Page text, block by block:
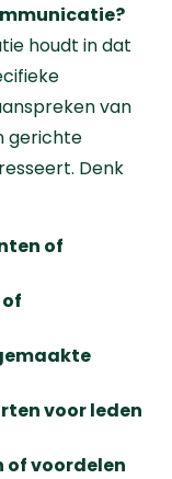
houdt in dat
van
gerichte
Denk
of
voor leden
voordelen